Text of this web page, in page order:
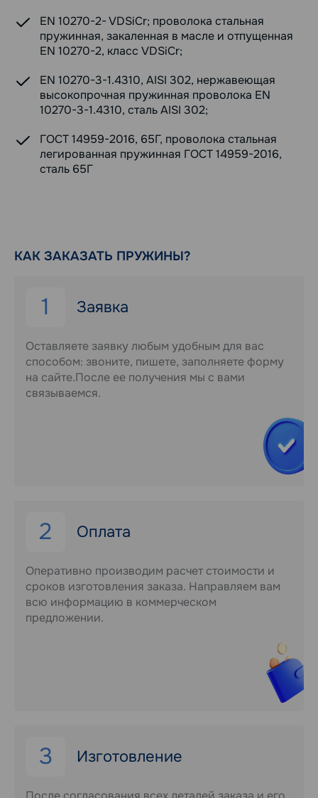
EN 10270-2- VDSiCr; проволока стальная
пружинная, закаленная в масле и отпущенная
EN 10270-2, класс VDSiCr;
EN 10270-3-1.4310, AISI 302, нержавеющая
высокопрочная пружинная проволока EN
10270-3-1.4310, сталь AISI 302;
ГОСТ 14959-2016, 65Г, проволока стальная
легированная пружинная ГОСТ 14959-2016,
сталь 65Г
КАК ЗАКАЗАТЬ ПРУЖИНЫ?
1 Заявка
Оставляете заявку любым удобным для вас
способом: звоните, пишете, заполняете форму
на сайте.После ее получения мы с вами
связываемся.
2 Оплата
Оперативно производим расчет стоимости и
сроков изготовления заказа. Направляем вам
всю информацию в коммерческом
предложении.
3 Изготовление